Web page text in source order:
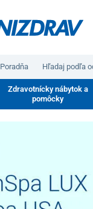
Poradňa Hľadaj podľa
Zdravotnícky nábytok a
pomôcky